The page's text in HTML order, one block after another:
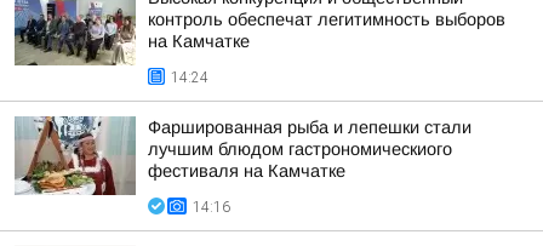
контроль обеспечат легитимность выборов
на Камчатке
14:24
Фаршированная рыба и лепешки стали
лучшим блюдом гастрономическиого
фестиваля на Камчатке
14:16